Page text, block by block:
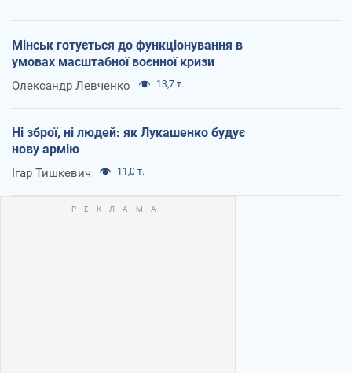
Мінськ готується до функціонування в
умовах масштабної воєнної кризи
Олександр Левченко 13,7 т.
Ні зброї, ні людей: як Лукашенко будує
нову армію
Ігар Тишкевич 11,0 т.